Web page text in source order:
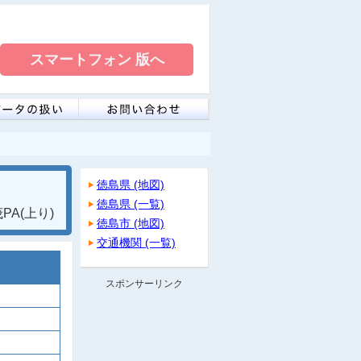
上り)
徳島県 (地図)
徳島県 (一覧)
徳島市 (地図)
交通機関 (一覧)
スポンサーリンク